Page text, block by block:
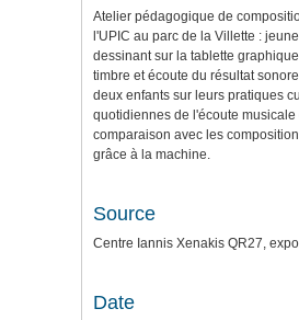
Atelier pédagogique de
l'UPIC au parc de la Villette :
dessinant sur la tablette
timbre et écoute du résultat
deux enfants sur leurs pratiques
quotidiennes de l'écoute musicale
comparaison avec les
grâce à la machine.
Source
Centre Iannis Xenakis QR27,
Date